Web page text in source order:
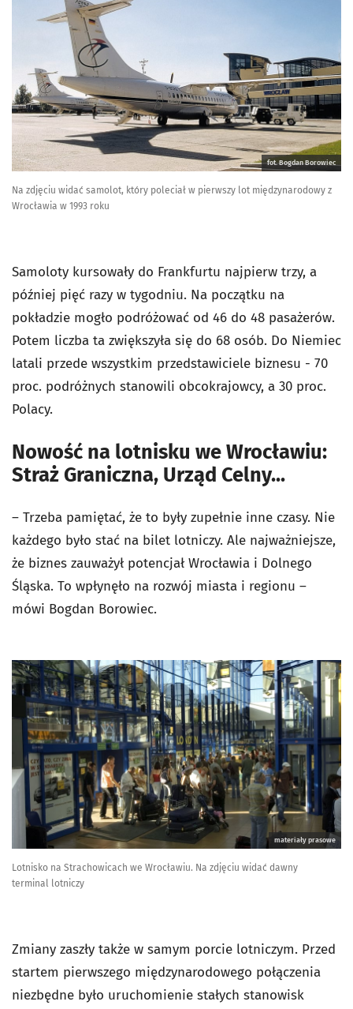
fot. Bogdan Borowiec
Na zdjęciu widać samolot, który poleciał w pierwszy lot międzynarodowy z
Wrocławia w 1993 roku
Samoloty kursowały do Frankfurtu najpierw trzy, a
później pięć razy w tygodniu. Na początku na
pokładzie mogło podróżować od 46 do 48 pasażerów.
Potem liczba ta zwiększyła się do 68 osób. Do Niemiec
latali przede wszystkim przedstawiciele biznesu - 70
proc. podróżnych stanowili obcokrajowcy, a 30 proc.
Polacy.
Nowość na lotnisku we Wrocławiu:
Straż Graniczna, Urząd Celny...
– Trzeba pamiętać, że to były zupełnie inne czasy. Nie
każdego było stać na bilet lotniczy. Ale najważniejsze,
że biznes zauważył potencjał Wrocławia i Dolnego
Śląska. To wpłynęło na rozwój miasta i regionu –
mówi Bogdan Borowiec.
materiały prasowe
Lotnisko na Strachowicach we Wrocławiu. Na zdjęciu widać dawny
terminal lotniczy
Zmiany zaszły także w samym porcie lotniczym. Przed
startem pierwszego międzynarodowego połączenia
niezbędne było uruchomienie stałych stanowisk